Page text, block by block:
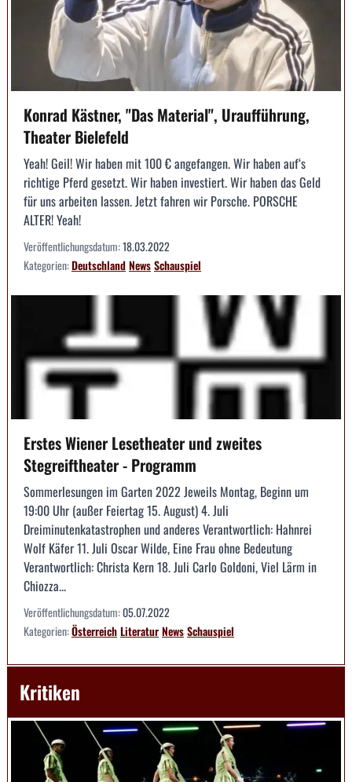
Konrad Kästner, "Das Material", Uraufführung,
Theater Bielefeld
Yeah! Geil! Wir haben mit 100 € angefangen. Wir haben auf‘s
richtige Pferd gesetzt. Wir haben investiert. Wir haben das Geld
für uns arbeiten lassen. Jetzt fahren wir Porsche. PORSCHE
ALTER! Yeah!
Veröffentlichungsdatum:18.03.2022
Kategorien:DeutschlandNewsSchauspiel
Erstes Wiener Lesetheater und zweites
Stegreiftheater - Programm
Sommerlesungen im Garten 2022 Jeweils Montag, Beginn um
19:00 Uhr (außer Feiertag 15. August) 4. Juli
Dreiminutenkatastrophen und anderes Verantwortlich: Hahnrei
Wolf Käfer 11. Juli Oscar Wilde, Eine Frau ohne Bedeutung
Verantwortlich: Christa Kern 18. Juli Carlo Goldoni, Viel Lärm in
Chiozza...
Veröffentlichungsdatum:05.07.2022
Kategorien:ÖsterreichLiteraturNewsSchauspiel
Kritiken